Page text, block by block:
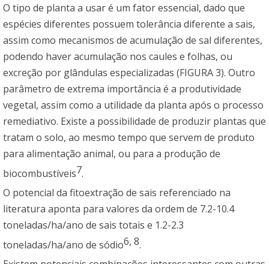
O tipo de planta a usar é um fator essencial, dado que
espécies diferentes possuem tolerância diferente a sais,
assim como mecanismos de acumulação de sal diferentes,
podendo haver acumulação nos caules e folhas, ou
excreção por glândulas especializadas (FIGURA 3). Outro
parâmetro de extrema importância é a produtividade
vegetal, assim como a utilidade da planta após o processo
remediativo. Existe a possibilidade de produzir plantas que
tratam o solo, ao mesmo tempo que servem de produto
para alimentação animal, ou para a produção de
biocombustíveis7.
O potencial da fitoextração de sais referenciado na
literatura aponta para valores da ordem de 7.2-10.4
toneladas/ha/ano de sais totais e 1.2-2.3
toneladas/ha/ano de sódio6, 8.